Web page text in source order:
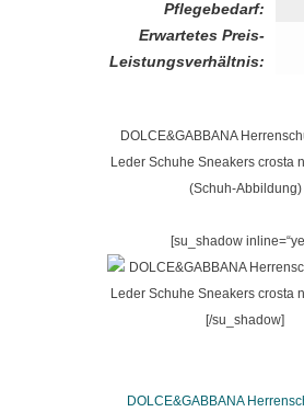
Pflegebedarf:
Erwartetes Preis-
Leistungsverhältnis:
DOLCE&GABBANA
Leder Schuhe Sneakers crosta
(Schuh-Abbildung)
[su_shadow
[/su_shadow]
DOLCE&GABBANA